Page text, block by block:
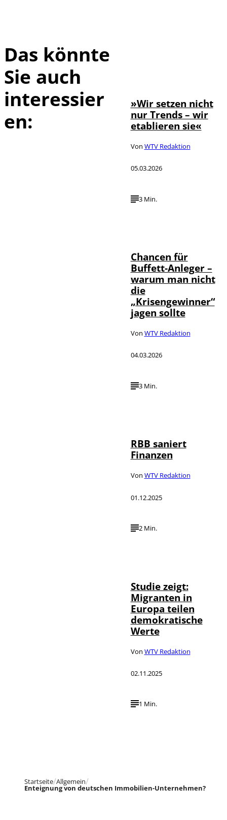
Das könnte
Sie auch
interessier
en:
»Wir setzen nicht
nur Trends – wir
etablieren sie«
Von WTV Redaktion
05.03.2026
3 Min.
Chancen für
Buffett-Anleger –
warum man nicht
die
„Krisengewinner“
jagen sollte
Von WTV Redaktion
04.03.2026
3 Min.
RBB saniert
Finanzen
Von WTV Redaktion
01.12.2025
2 Min.
Studie zeigt:
Migranten in
Europa teilen
demokratische
Werte
Von WTV Redaktion
02.11.2025
1 Min.
Startseite Allgemein
Enteignung von deutschen Immobilien-Unternehmen?